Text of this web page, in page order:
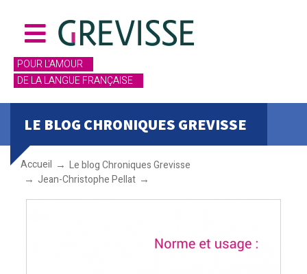
POUR L'AMOUR
DE LA LANGUE FRANÇAISE
LE BLOG CHRONIQUES GREVISSE
Accueil
Le blog Chroniques Grevisse
Jean-Christophe Pellat